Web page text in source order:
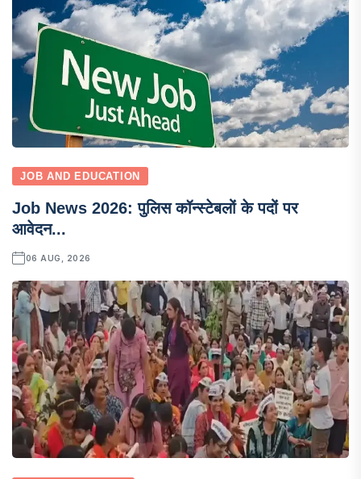
JOB AND EDUCATION
Job News 2026: पुलिस कॉन्स्टेबलों के पदों पर
आवेदन...
06 AUG, 2026